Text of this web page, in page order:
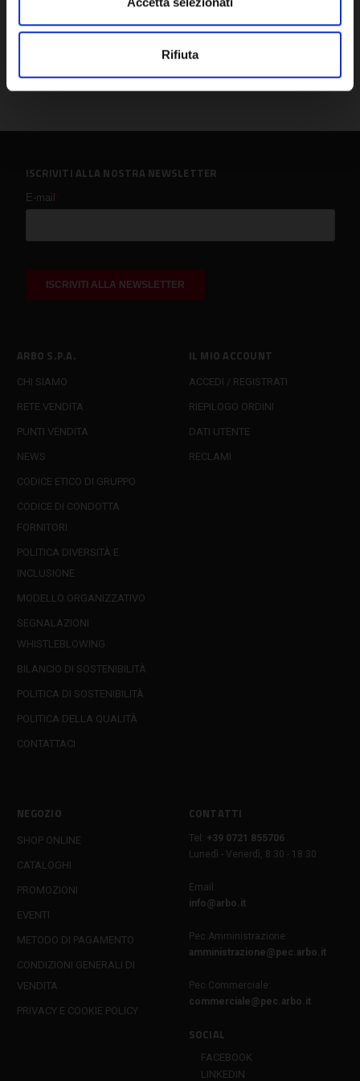
Rifiuta
ARBO S.P.A.
CHI SIAMO
RETE VENDITA
PUNTI VENDITA
NEWS
CODICE ETICO DI GRUPPO
CODICE DI CONDOTTA
FORNITORI
POLITICA DIVERSITÀ E
INCLUSIONE
MODELLO ORGANIZZATIVO
SEGNALAZIONI
WHISTLEBLOWING
BILANCIO DI SOSTENIBILITÀ
POLITICA DI SOSTENIBILITÀ
POLITICA DELLA QUALITÀ
CONTATTACI
IL MIO ACCOUNT
ACCEDI / REGISTRATI
RIEPILOGO ORDINI
DATI UTENTE
RECLAMI
NEGOZIO
SHOP ONLINE
CATALOGHI
PROMOZIONI
EVENTI
METODO DI PAGAMENTO
CONDIZIONI GENERALI DI
VENDITA
PRIVACY E COOKIE POLICY
CONTATTI
Tel:
+39 0721 855706
Lunedì - Venerdì, 8:30 - 18:30
Email:
info@arbo.it
Pec Amministrazione:
amministrazione@pec.arbo.it
Pec Commerciale:
commerciale@pec.arbo.it
SOCIAL
FACEBOOK
LINKEDIN
ISCRIVITI ALLA NOSTRA NEWSLETTER